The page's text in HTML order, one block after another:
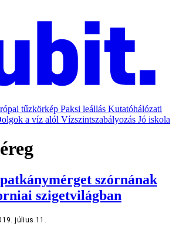
tűzkörkép Paksi leállás Kutatóhálózati
a víz alól Vízszintszabályozás Jó iskola
szórnának
szigetvilágban
július 11.